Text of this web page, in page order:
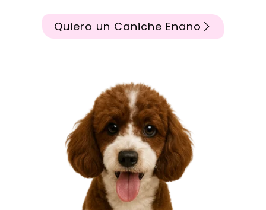
Quiero un Caniche Enano